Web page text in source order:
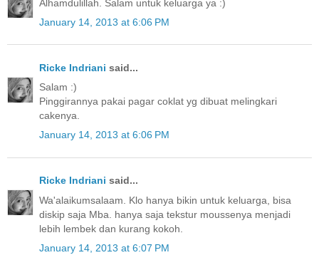
Alhamdulillah. Salam untuk keluarga ya :)
January 14, 2013 at 6:06 PM
Ricke Indriani said...
Salam :)
Pinggirannya pakai pagar coklat yg dibuat melingkari
cakenya.
January 14, 2013 at 6:06 PM
Ricke Indriani said...
Wa'alaikumsalaam. Klo hanya bikin untuk keluarga, bisa
diskip saja Mba. hanya saja tekstur moussenya menjadi
lebih lembek dan kurang kokoh.
January 14, 2013 at 6:07 PM